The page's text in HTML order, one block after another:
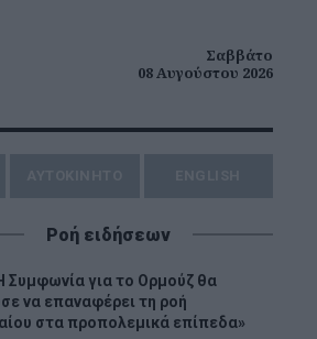
Σαββάτο
08 Αυγούστου 2026
Ροή ειδήσεων
Συμφωνία για το Ορμούζ θα
να επαναφέρει τη ροή
στα προπολεμικά επίπεδα»